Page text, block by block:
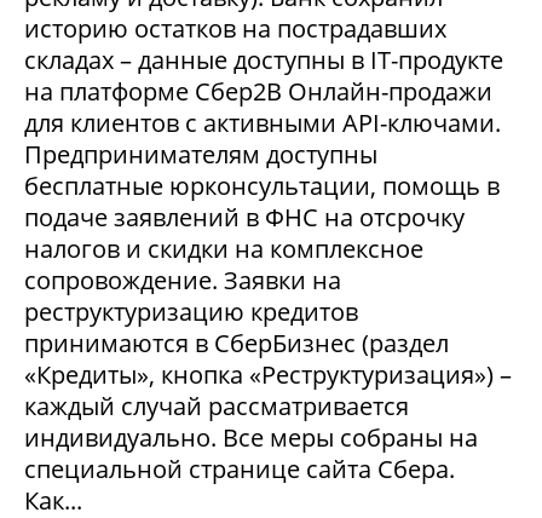
историю остатков на пострадавших
складах – данные доступны в IT-продукте
на платформе Сбер2В Онлайн-продажи
для клиентов с активными API-ключами.
Предпринимателям доступны
бесплатные юрконсультации, помощь в
подаче заявлений в ФНС на отсрочку
налогов и скидки на комплексное
сопровождение. Заявки на
реструктуризацию кредитов
принимаются в СберБизнес (раздел
«Кредиты», кнопка «Реструктуризация») –
каждый случай рассматривается
индивидуально. Все меры собраны на
специальной странице сайта Сбера.
Как...